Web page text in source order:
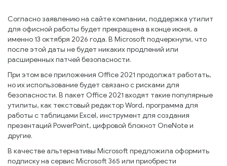
Согласно заявлению на сайте компании, поддержка утилит
для офисной работы будет прекращена в конце июня, а
именно 13 октября 2026 года. В Microsoft подчеркнули, что
после этой даты не будет никаких продлений или
расширенных патчей безопасности.
При этом все приложения Office 2021 продолжат работать,
но их использование будет связано с рисками для
безопасности. В пакет Office 2021 входят такие популярные
утилиты, как текстовый редактор Word, программа для
работы с таблицами Excel, инструмент для создания
презентаций PowerPoint, цифровой блокнот OneNote и
другие.
В качестве альтернативы Microsoft предложила оформить
подписку на сервис Microsoft 365 или приобрести